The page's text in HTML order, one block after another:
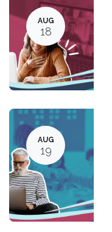
AUG
18
AUG
19